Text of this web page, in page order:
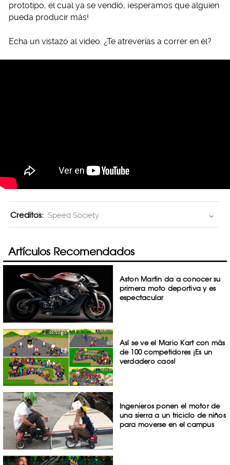
prototipo, el cual ya se vendió, ¡esperamos que alguien
pueda producir más!
Echa un vistazo al video. ¿Te atreverías a correr en él?
Creditos: Speed Society
Artículos Recomendados
Aston Martin da a conocer su
primera moto deportiva y es
espectacular
Así se ve el Mario Kart con más
de 100 competidores ¡Es un
verdadero caos!
Ingenieros ponen el motor de
una sierra a un triciclo de niños
para moverse en el campus